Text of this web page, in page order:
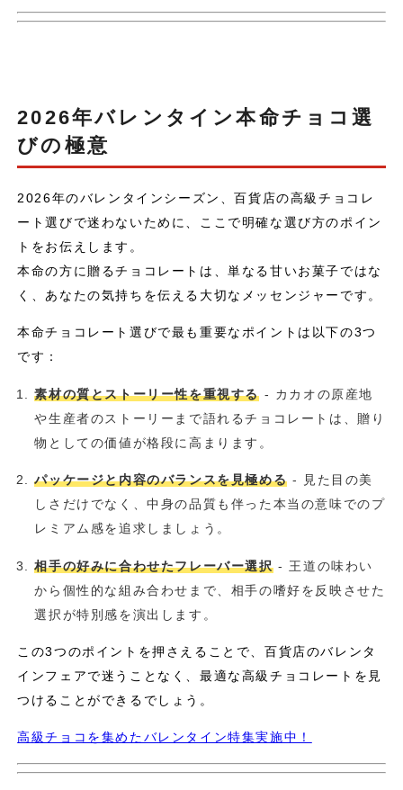
2026年バレンタイン本命チョコ選
びの極意
2026年のバレンタインシーズン、百貨店の高級チョコレ
ート選びで迷わないために、ここで明確な選び方のポイン
トをお伝えします。
本命の方に贈るチョコレートは、単なる甘いお菓子ではな
く、あなたの気持ちを伝える大切なメッセンジャーです。
本命チョコレート選びで最も重要なポイントは以下の3つ
です：
素材の質とストーリー性を重視する- カカオの原産地
や生産者のストーリーまで語れるチョコレートは、贈り
物としての価値が格段に高まります。
パッケージと内容のバランスを見極める - 見た目の美
しさだけでなく、中身の品質も伴った本当の意味でのプ
レミアム感を追求しましょう。
相手の好みに合わせたフレーバー選択- 王道の味わい
から個性的な組み合わせまで、相手の嗜好を反映させた
選択が特別感を演出します。
この3つのポイントを押さえることで、百貨店のバレンタ
インフェアで迷うことなく、最適な高級チョコレートを見
つけることができるでしょう。
高級チョコを集めたバレンタイン特集実施中！